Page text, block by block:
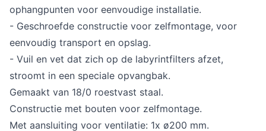
ophangpunten voor eenvoudige installatie.
- Geschroefde constructie voor zelfmontage, voor
eenvoudig transport en opslag.
- Vuil en vet dat zich op de labyrintfilters afzet,
stroomt in een speciale opvangbak.
Gemaakt van 18/0 roestvast staal.
Constructie met bouten voor zelfmontage.
Met aansluiting voor ventilatie: 1x ø200 mm.